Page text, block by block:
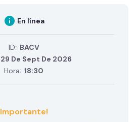
info En línea
ID: BACV
29 De Sept De 2026
Hora: 18:30
Importante!